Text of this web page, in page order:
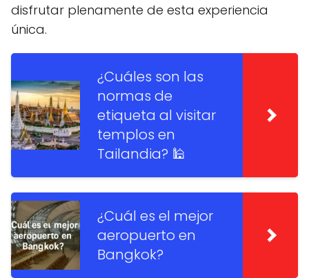
disfrutar plenamente de esta experiencia
única.
¿Cuáles son las
normas de
etiqueta al visitar
templos en
Tailandia? 🕌
¿Cuál es el mejor
aeropuerto en
Bangkok?